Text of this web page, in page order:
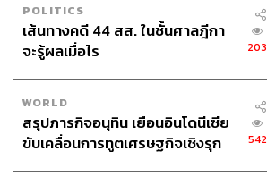
POLITICS
เส้นทางคดี 44 สส. ในชั้นศาลฎีกา
จะรู้ผลเมื่อไร
203
WORLD
สรุปภารกิจอนุทิน เยือนอินโดนีเซีย
ขับเคลื่อนการทูตเศรษฐกิจเชิงรุก
542